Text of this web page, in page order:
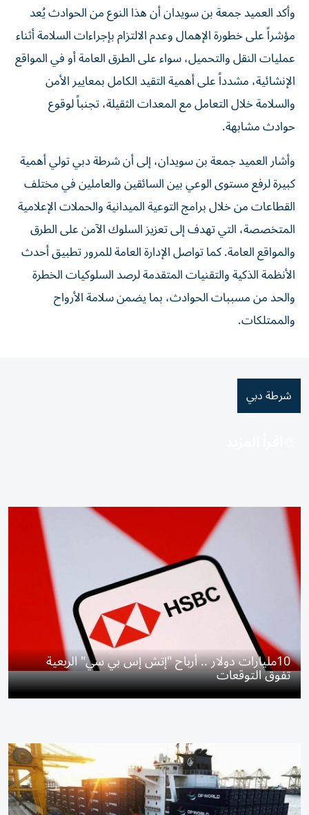
وأكد العميد جمعة بن سويدان أن هذا النوع من الحوادث يُعد
مؤشراً على خطورة الإهمال وعدم الالتزام بإجراءات السلامة أثناء
عمليات النقل والتحميل، سواء على الطرق العامة أو في المواقع
الإنشائية، مشدداً على أهمية التقيد الكامل بمعايير الأمن
والسلامة خلال التعامل مع المعدات الثقيلة، تجنباً لوقوع
حوادث مشابهة.
وأشار العميد جمعة بن سويدان، إلى أن شرطة دبي تولي أهمية
كبيرة لرفع مستوى الوعي بين السائقين والعاملين في مختلف
القطاعات من خلال برامج التوعية الميدانية والحملات الإعلامية
المتخصصة، التي تهدف إلى تعزيز السلوك الآمن على الطرق
والمواقع العامة. كما تواصل الإدارة العامة للمرور تطبيق أحدث
الأنظمة الذكية والتقنيات المتقدمة لرصد السلوكيات الخطرة
والحد من مسببات الحوادث، بما يضمن سلامة الأرواح
والممتلكات.
شرطة دبي
10مليارات دولار .. أرباح "إتش إس بي سي" الربعية
تفوق التوقعات